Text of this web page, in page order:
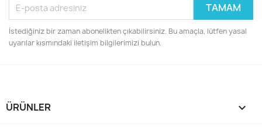
İstediğiniz bir zaman abonelikten çıkabilirsiniz. Bu amaçla, lütfen yasal
uyarılar kısmındaki iletişim bilgilerimizi bulun.
ÜRÜNLER 